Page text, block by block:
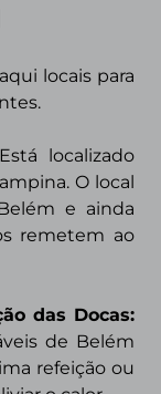
locais para
Está localizado
O local
e ainda
remetem ao
das Docas:
de Belém
refeição ou